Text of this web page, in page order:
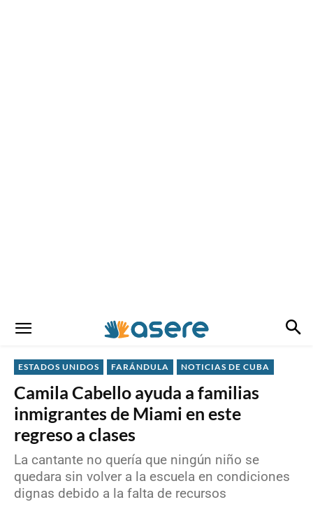
ESTADOS UNIDOS FARÁNDULA NOTICIAS DE CUBA
Camila Cabello ayuda a familias
inmigrantes de Miami en este
regreso a clases
La cantante no quería que ningún niño se
quedara sin volver a la escuela en condiciones
dignas debido a la falta de recursos